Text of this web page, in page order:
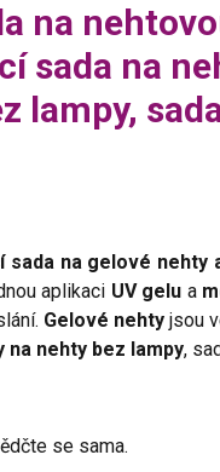
na
sada na
lampy,
na gelové nehty
aplikaci UV gelu a
Gelové nehtyjsou
na nehty bez lampy,
se sama.